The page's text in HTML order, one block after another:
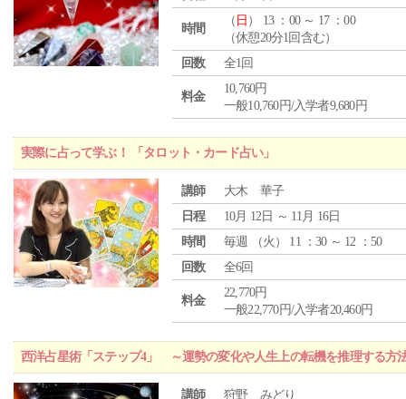
時間
（ 日 ） 13 ：00 ～ 17 ：00
（休憩20分1回含む）
回数
全1回
料金
10,760円
一般10,760円/入学者9,680円
実際に占って学ぶ！ 「タロット・カード占い」
講師
大木 華子
日程
10月 12日 ～ 11月 16日
時間
毎週 （火 ） 11 ：30 ～ 12 ：50
回数
全6回
料金
22,770円
一般22,770円/入学者20,460円
西洋占星術「ステップ4」 ～運勢の変化や人生上の転機を推理する方
講師 狩野 みどり